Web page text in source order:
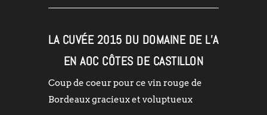
LA CUVÉE 2015 DU DOMAINE DE L’A
EN AOC CÔTES DE CASTILLON
Coup de coeur pour ce vin rouge de
Bordeaux gracieux et voluptueux